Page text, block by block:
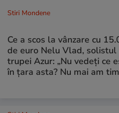
Stiri Mondene
Ce a scos la vânzare cu
de euro Nelu Vlad, solistul
trupei Azur: „Nu vedeți ce
în țara asta? Nu mai am